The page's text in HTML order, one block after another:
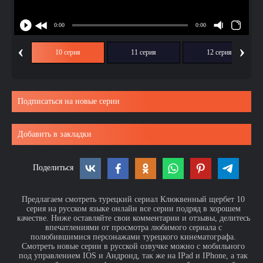
‹ 10 серия 11 серия 12 серия ›
Подписаться на новые серии
Добавить в закладки
Поделиться
Предлагаем смотреть турецкий сериал Клюквенный щербет 10
серия на русском языке онлайн все серии подряд в хорошем
качестве. Ниже оставляйте свои комментарии и отзывы, делитесь
впечатлениями от просмотра любимого сериала с
полюбившимися персонажами турецкого кинематографа.
Смотреть новые серии в русской озвучке можно с мобильного
под управлением IOS и Андроид, так же на IPad и IPhone, а так